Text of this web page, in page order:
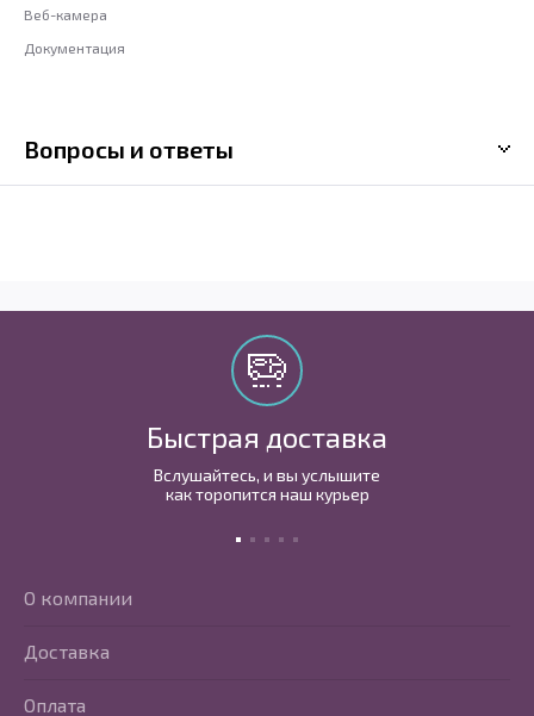
Веб-камера
Документация
Вопросы и ответы
Быстрая доставка
Вслушайтесь, и вы услышите
как торопится наш курьер
О компании
Доставка
Оплата